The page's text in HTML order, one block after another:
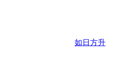
如日方升